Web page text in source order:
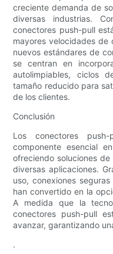
creciente demanda de
diversas industrias.
conectores push-pull
mayores velocidades
nuevos estándares de
se centran en
autolimpiables, ciclos
tamaño reducido para
de los clientes.
Conclusión
Los conectores
componente esencial
ofreciendo soluciones
diversas aplicaciones.
uso, conexiones
han convertido en la
A medida que la
conectores push-pull
avanzar, garantizando
.